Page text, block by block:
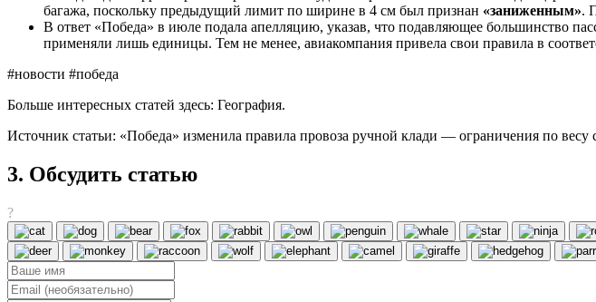
багажа, поскольку предыдущий лимит по ширине в 4 см был признан «заниженным».
В ответ «Победа» в июле подала апелляцию, указав, что подавляющее большинство
применяли лишь единицы. Тем не менее, авиакомпания привела свои правила в
#новости #победа
Больше интересных статей здесь: География.
Источник статьи: «Победа» изменила правила провоза ручной клади — ограничения по весу
3. Обсудить статью
?